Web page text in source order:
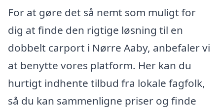
For at gøre det så nemt som muligt for
dig at finde den rigtige løsning til en
dobbelt carport i Nørre Aaby, anbefaler vi
at benytte vores platform. Her kan du
hurtigt indhente tilbud fra lokale fagfolk,
så du kan sammenligne priser og finde